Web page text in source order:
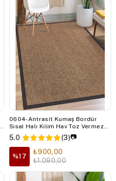
0604-Antrasit Kumaş Bordür
Sisal Halı Kilim Hav Toz Vermez
Kolay Temizlenen Hasır Kilim
5.0 (3)📷
%17
₺900,00
₺1.080,00